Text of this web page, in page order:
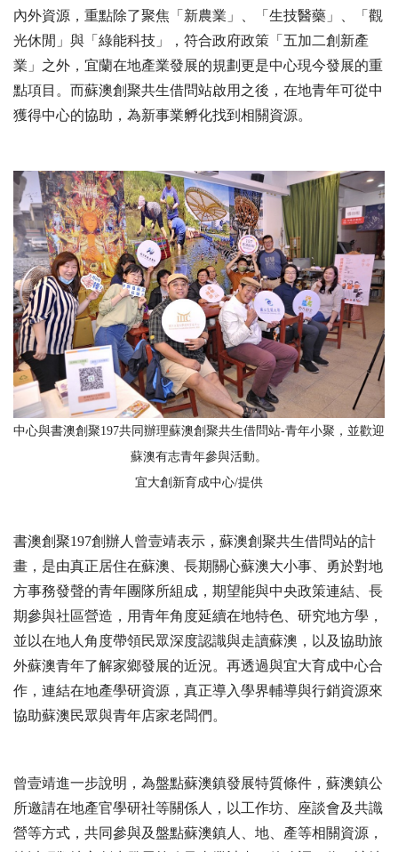
內外資源，重點除了聚焦「新農業」、「生技醫藥」、「觀
光休閒」與「綠能科技」，符合政府政策「五加二創新產
業」之外，宜蘭在地產業發展的規劃更是中心現今發展的重
點項目。而蘇澳創聚共生借問站啟用之後，在地青年可從中
獲得中心的協助，為新事業孵化找到相關資源。
中心與書澳創聚197共同辦理蘇澳創聚共生借問站-青年小聚，並歡迎
蘇澳有志青年參與活動。
宜大創新育成中心/提供
書澳創聚197創辦人曾壹靖表示，蘇澳創聚共生借問站的計
畫，是由真正居住在蘇澳、長期關心蘇澳大小事、勇於對地
方事務發聲的青年團隊所組成，期望能與中央政策連結、長
期參與社區營造，用青年角度延續在地特色、研究地方學，
並以在地人角度帶領民眾深度認識與走讀蘇澳，以及協助旅
外蘇澳青年了解家鄉發展的近況。再透過與宜大育成中心合
作，連結在地產學研資源，真正導入學界輔導與行銷資源來
協助蘇澳民眾與青年店家老闆們。
曾壹靖進一步說明，為盤點蘇澳鎮發展特質條件，蘇澳鎮公
所邀請在地產官學研社等關係人，以工作坊、座談會及共識
營等方式，共同參與及盤點蘇澳鎮人、地、產等相關資源，